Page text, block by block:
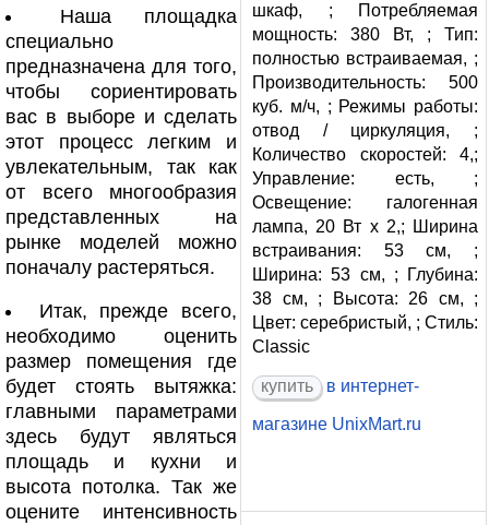
шкаф, ; Потребляемая
мощность: 380 Вт, ; Тип:
полностью встраиваемая, ;
Производительность: 500
куб. м/ч, ; Режимы работы:
отвод / циркуляция, ;
Количество скоростей: 4,;
Управление: есть, ;
Освещение: галогенная
лампа, 20 Вт х 2,; Ширина
встраивания: 53 см, ;
Ширина: 53 см, ; Глубина:
38 см, ; Высота: 26 см, ;
Цвет: серебристый, ; Стиль:
Classic
купить в интернет-
магазине UnixMart.ru
Наша площадка
специально
предназначена для того,
чтобы сориентировать
вас в выборе и сделать
этот процесс легким и
увлекательным, так как
от всего многообразия
представленных на
рынке моделей можно
поначалу растеряться.
Итак, прежде всего,
необходимо оценить
размер помещения где
будет стоять вытяжка:
главными параметрами
здесь будут являться
площадь и кухни и
высота потолка. Так же
оцените интенсивность